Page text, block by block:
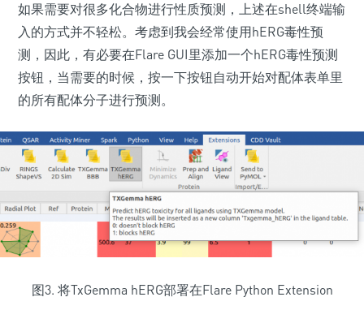
如果需要对很多化合物进行性质预测，上述在shell终端输
入的方式并不轻松。考虑到我会经常使用hERG毒性预
测，因此，有必要在Flare GUI里添加一个hERG毒性预测
按钮，当需要的时候，按一下按钮自动开始对配体表单里
的所有配体分子进行预测。
图3. 将TxGemma hERG部署在Flare Python Extension